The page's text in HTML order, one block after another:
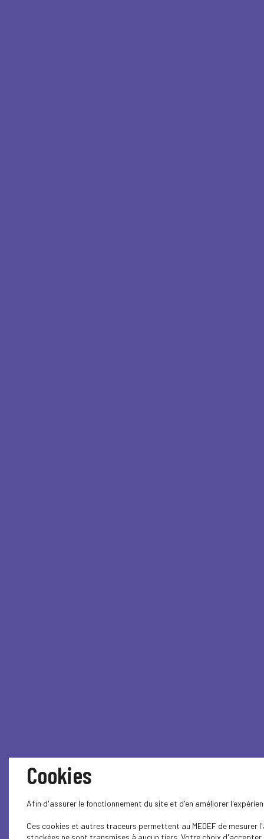
Cookies
Afin d'assurer le fonctionnement du site et d'en améliorer
Ces cookies et autres traceurs permettent au MEDEF de
stockées ne sont transmises à aucun tiers. Votre choix